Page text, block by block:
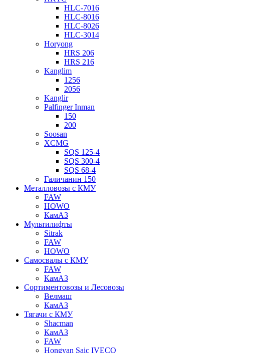
HLC-7016
HLC-8016
HLC-8026
HLC-3014
Horyong
HRS 206
HRS 216
Kanglim
1256
2056
Kanglir
Palfinger Inman
150
200
Soosan
XCMG
SQS 125-4
SQS 300-4
SQS 68-4
Галичанин 150
Металловозы с КМУ
FAW
HOWO
КамАЗ
Мультилифты
Sitrak
FAW
HOWO
Самосвалы с КМУ
FAW
КамАЗ
Сортиментовозы и Лесовозы
Велмаш
КамАЗ
Тягачи с КМУ
Shacman
КамАЗ
FAW
Hongyan Saic IVECO